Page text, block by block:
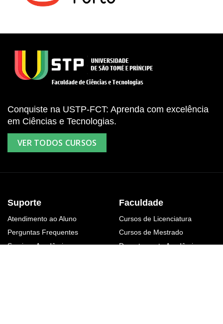
Conquiste na USTP-FCT: Aprenda com excelência
em Ciências e Tecnologias.
VER TODOS CURSOS
Suporte
Atendimento ao Aluno
Perguntas Frequentes
Serviços Acadêmicos
Faculdade
Cursos de Licenciatura
Cursos de Mestrado
Departamento Acadêmico